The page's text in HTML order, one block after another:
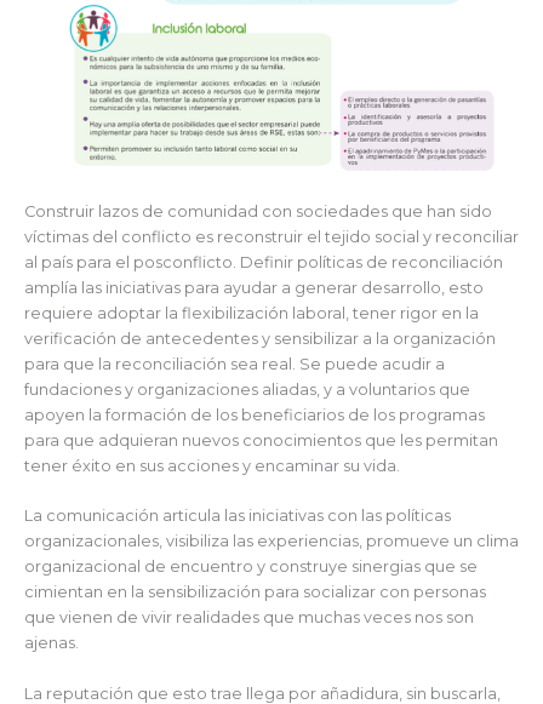
Construir lazos de comunidad con sociedades que han sido
víctimas del conflicto es reconstruir el tejido social y reconciliar
al país para el posconflicto. Definir políticas de reconciliación
amplía las iniciativas para ayudar a generar desarrollo, esto
requiere adoptar la flexibilización laboral, tener rigor en la
verificación de antecedentes y sensibilizar a la organización
para que la reconciliación sea real. Se puede acudir a
fundaciones y organizaciones aliadas, y a voluntarios que
apoyen la formación de los beneficiarios de los programas
para que adquieran nuevos conocimientos que les permitan
tener éxito en sus acciones y encaminar su vida.
La comunicación articula las iniciativas con las políticas
organizacionales, visibiliza las experiencias, promueve un clima
organizacional de encuentro y construye sinergias que se
cimientan en la sensibilización para socializar con personas
que vienen de vivir realidades que muchas veces nos son
ajenas.
La reputación que esto trae llega por añadidura, sin buscarla,